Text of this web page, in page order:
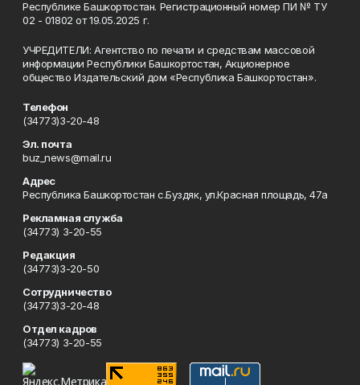
Республике Башкортостан. Регистрационный номер ПИ № ТУ
02 - 01802 от 19.05.2025 г.
УЧРЕДИТЕЛИ: Агентство по печати и средствам массовой
информации Республики Башкортостан, Акционерное
общество Издательский дом «Республика Башкортостан».
Телефон
(34773)3-20-48
Эл. почта
buz_news@mail.ru
Адрес
Республика Башкортостан с.Буздяк, ул.Красная площадь, 47а
Рекламная служба
(34773) 3-20-55
Редакция
(34773)3-20-50
Сотрудничество
(34773)3-20-48
Отдел кадров
(34773) 3-20-55